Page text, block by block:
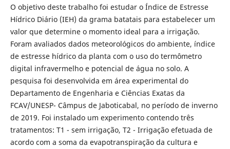
O objetivo deste trabalho foi estudar o Índice de Estresse
Hídrico Diário (IEH) da grama batatais para estabelecer um
valor que determine o momento ideal para a irrigação.
Foram avaliados dados meteorológicos do ambiente, índice
de estresse hídrico da planta com o uso do termômetro
digital infravermelho e potencial de água no solo. A
pesquisa foi desenvolvida em área experimental do
Departamento de Engenharia e Ciências Exatas da
FCAV/UNESP- Câmpus de Jaboticabal, no período de inverno
de 2019. Foi instalado um experimento contendo três
tratamentos: T1 - sem irrigação, T2 - Irrigação efetuada de
acordo com a soma da evapotranspiração da cultura e